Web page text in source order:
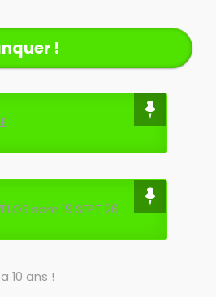
!
sam 19 SEPT 26
10 ans !